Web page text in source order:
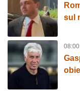
sul